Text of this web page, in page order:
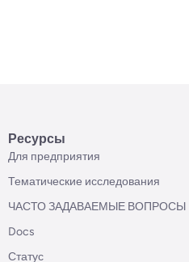
Ресурсы
Для предприятия
Тематические исследования
ЧАСТО ЗАДАВАЕМЫЕ ВОПРОСЫ
Docs
Статус